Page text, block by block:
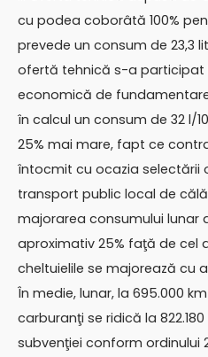
cu podea coborâtă 100%
prevede un consum de 23,3
ofertă tehnică s-a participat
economică de
în calcul un consum de 32 l/
25% mai mare, fapt ce
întocmit cu ocazia selectării
transport public local de
majorarea consumului lunar
aproximativ 25% faţă de cel
cheltuielile se majorează cu
În medie, lunar, la 695.000
carburanţi se ridică la
subvenţiei conform ordinului